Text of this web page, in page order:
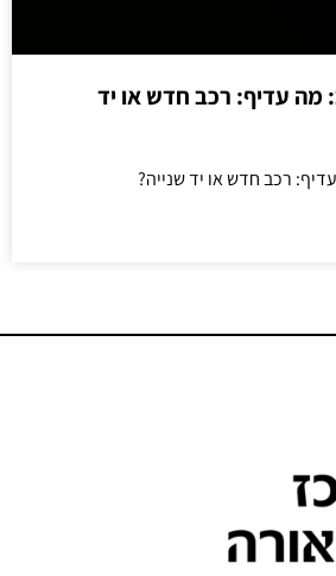
מה עדיף: רכב חדש או יד
רכב חדש או יד שנייה?